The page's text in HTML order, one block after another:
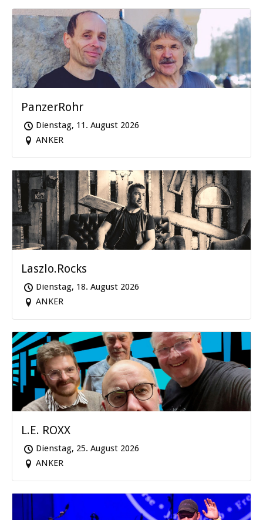
PanzerRohr
Dienstag, 11. August 2026
ANKER
Laszlo.Rocks
Dienstag, 18. August 2026
ANKER
L.E. ROXX
Dienstag, 25. August 2026
ANKER